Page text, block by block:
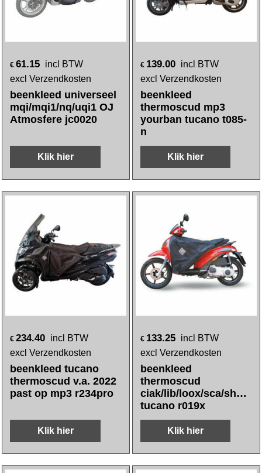
€ 61.15 incl BTW
excl Verzendkosten
beenkleed universeel
mqi/mqi1/nq/uqi1 OJ
Atmosfere jc0020
Klik hier
€ 139.00 incl BTW
excl Verzendkosten
beenkleed
thermoscud mp3
yourban tucano t085-
n
Klik hier
€ 234.40 incl BTW
excl Verzendkosten
beenkleed tucano
thermoscud v.a. 2022
past op mp3 r234pro
Klik hier
€ 133.25 incl BTW
excl Verzendkosten
beenkleed
thermoscud
ciak/lib/loox/sca/sh50/
tucano r019x
Klik hier